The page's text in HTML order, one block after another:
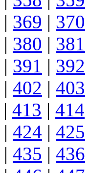
| 369 | 370
| 380 | 381
| 391 | 392
| 402 | 403
| 413 | 414
| 424 | 425
| 435 | 436